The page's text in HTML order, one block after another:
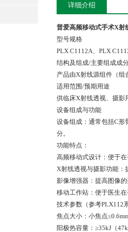
详细介绍
普爱高频移动式手术X射
型号规格
PLX C1112A、PLX
结构及组成/主要组成成
产品由X射线源组件（组
适用范围/预期用途
供临床X射线透视、摄影
设备组成与功能
设备组成：通常包括C形
分。
功能特点：
高频移动式设计：便于
X射线透视与摄影功能：
影像增强器：提高图像
移动工作站：便于医生
技术参数（参考PLX112
焦点大小：小焦点
阳极热容量：≥35kJ（